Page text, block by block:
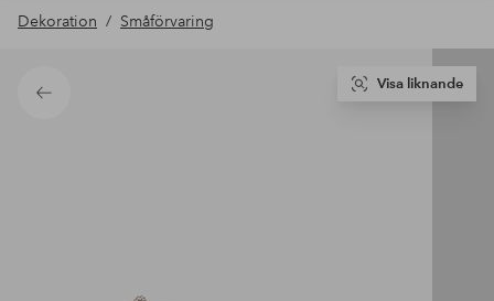
hemmet
pris
Dekoration Småförvaring
Tillbaka
Visa liknande